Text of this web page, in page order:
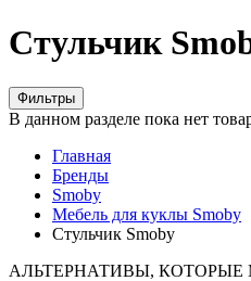
Стульчик
Фильтры
В данном разделе пока нет
Главная
Бренды
Smoby
Мебель для куклы Smoby
Стульчик Smoby
АЛЬТЕРНАТИВЫ,